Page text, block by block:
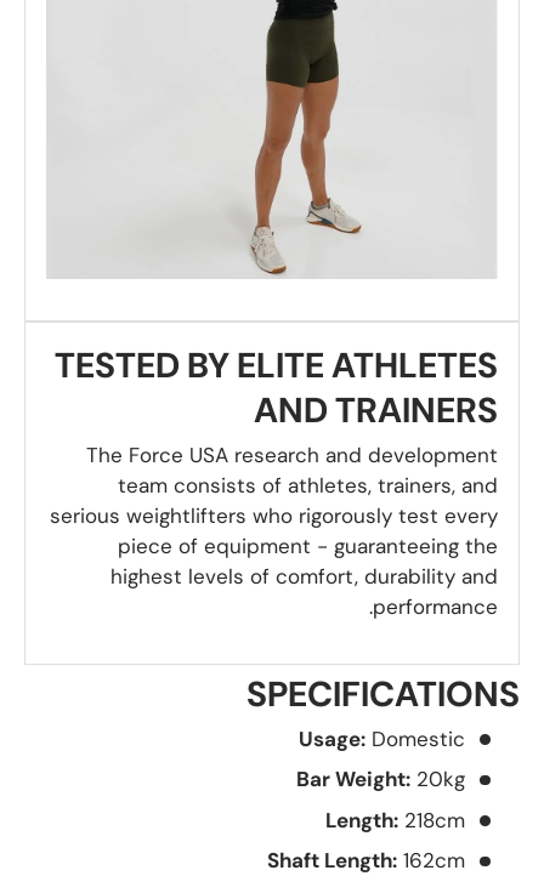
TESTED BY ELITE ATHLETES
AND TRAINERS
The Force USA research and development
team consists of athletes, trainers, and
serious weightlifters who rigorously test every
piece of equipment - guaranteeing the
highest levels of comfort, durability and
performance.
SPECIFICATIONS
Usage:Domestic
Bar Weight:20kg
Length:218cm
Shaft Length:162cm